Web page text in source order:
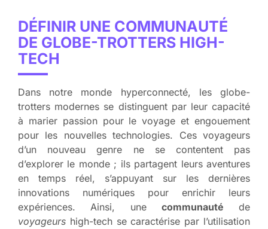
DÉFINIR UNE COMMUNAUTÉ
DE GLOBE-TROTTERS HIGH-
TECH
Dans notre monde hyperconnecté, les globe-
trotters modernes se distinguent par leur capacité
à marier passion pour le voyage et engouement
pour les nouvelles technologies. Ces voyageurs
d’un nouveau genre ne se contentent pas
d’explorer le monde ; ils partagent leurs aventures
en temps réel, s’appuyant sur les dernières
innovations numériques pour enrichir leurs
expériences. Ainsi, une communauté de
voyageurs high-tech se caractérise par l’utilisation